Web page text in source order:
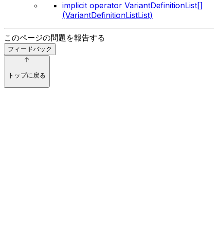
implicit operator VariantDefinitionList[]
(VariantDefinitionListList)
このページの問題を報告する
フィードバック
トップに戻る